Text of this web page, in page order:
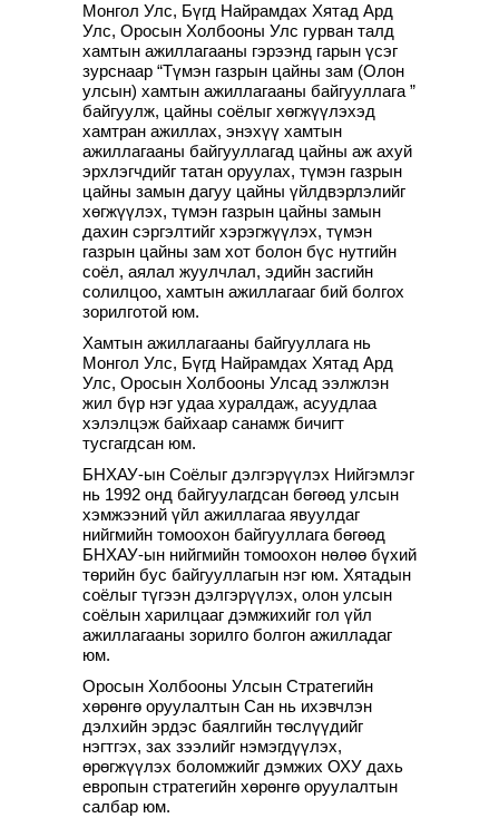
Монгол Улс, Бүгд Найрамдах Хятад Ард
Улс, Оросын Холбооны Улс гурван талд
хамтын ажиллагааны гэрээнд гарын үсэг
зурснаар “Түмэн газрын цайны зам (Олон
улсын) хамтын ажиллагааны байгууллага ”
байгуулж, цайны соёлыг хөгжүүлэхэд
хамтран ажиллах, энэхүү хамтын
ажиллагааны байгууллагад цайны аж ахуй
эрхлэгчдийг татан оруулах, түмэн газрын
цайны замын дагуу цайны үйлдвэрлэлийг
хөгжүүлэх, түмэн газрын цайны замын
дахин сэргэлтийг хэрэгжүүлэх, түмэн
газрын цайны зам хот болон бүс нутгийн
соёл, аялал жуулчлал, эдийн засгийн
солилцоо, хамтын ажиллагааг бий болгох
зорилготой юм.
Хамтын ажиллагааны байгууллага нь
Монгол Улс, Бүгд Найрамдах Хятад Ард
Улс, Оросын Холбооны Улсад ээлжлэн
жил бүр нэг удаа хуралдаж, асуудлаа
хэлэлцэж байхаар санамж бичигт
тусгагдсан юм.
БНХАУ-ын Соёлыг дэлгэрүүлэх Нийгэмлэг
нь 1992 онд байгуулагдсан бөгөөд улсын
хэмжээний үйл ажиллагаа явуулдаг
нийгмийн томоохон байгууллага бөгөөд
БНХАУ-ын нийгмийн томоохон нөлөө бүхий
төрийн бус байгууллагын нэг юм. Хятадын
соёлыг түгээн дэлгэрүүлэх, олон улсын
соёлын харилцааг дэмжихийг гол үйл
ажиллагааны зорилго болгон ажилладаг
юм.
Оросын Холбооны Улсын Стратегийн
хөрөнгө оруулалтын Сан нь ихэвчлэн
дэлхийн эрдэс баялгийн төслүүдийг
нэгтгэх, зах зээлийг нэмэгдүүлэх,
өрөгжүүлэх боломжийг дэмжих ОХУ дахь
европын стратегийн хөрөнгө оруулалтын
салбар юм.